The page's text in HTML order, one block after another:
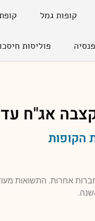
קופות גמל
פוליסות
עד 20% מניות
הקופות
אחרות. התשואות